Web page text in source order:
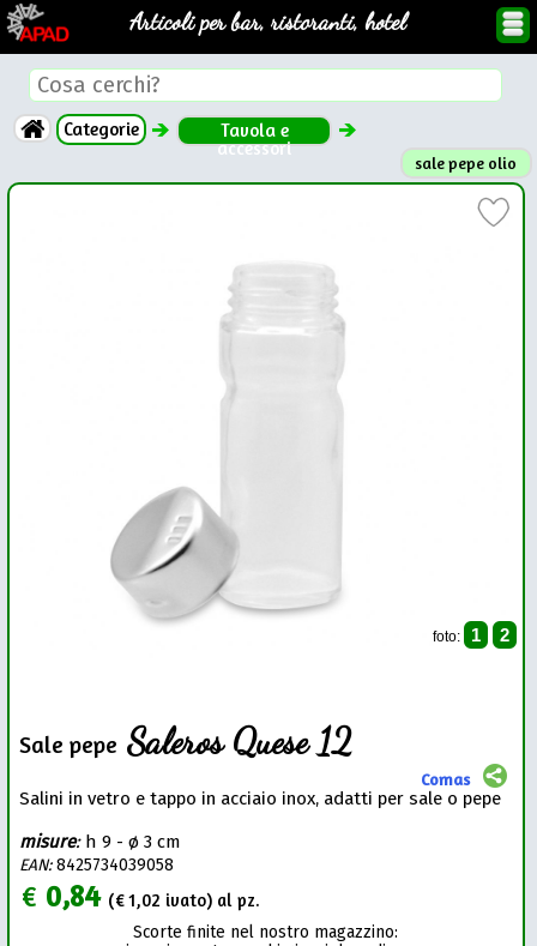
Articoli per bar, ristoranti, hotel
Categorie Tavola e
accessori
sale pepe olio
foto: 1 2
Sale pepe Saleros Quese 12
Comas
Salini in vetro e tappo in acciaio inox, adatti per sale o pepe
misure: h 9 - ø 3 cm
EAN:8425734039058
€ 0,84 (€1,02 ivato) al pz.
Scorte finite nel nostro magazzino: